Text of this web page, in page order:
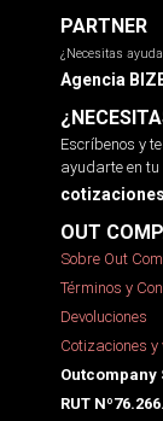
PARTNER
¿Necesitas
Agencia
Escríbenos y
ayudarte en tu
OUT
Sobre Out
Términos y
Devoluciones
Cotizaciones
Outcompany
RUT